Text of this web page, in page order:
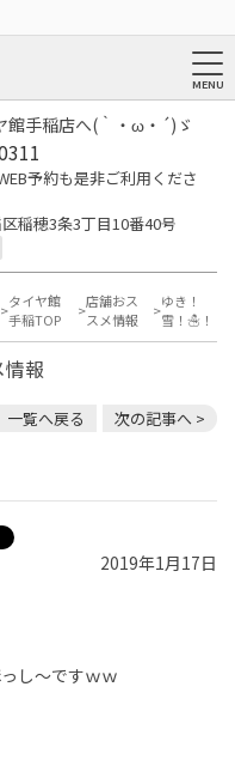
館手稲店へ(｀・ω・´)ゞ
予約も是非ご利用くださ
稲穂3条3丁目10番40号
タイヤ館
手稲TOP
店舗おス
スメ情報
ゆき！
雪！☃！
報
一覧へ戻る 次の記事へ >
2019年1月17日
し～ですｗｗ